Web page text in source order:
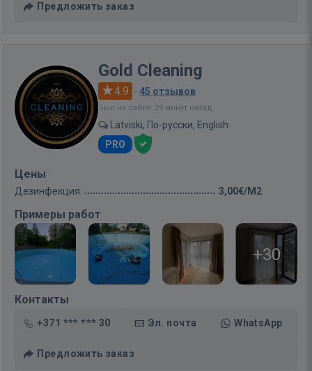
Предложить заказ
Gold Cleaning
4.9 · 45 отзывов
Был на сайте: 29 минут назад
Latviski, По-русски, English
PRO
Цены
Дезинфекция 3,00€/M2
Примеры работ
+30
Контакты
+371 *** *** 30 Эл. почта WhatsApp
Предложить заказ